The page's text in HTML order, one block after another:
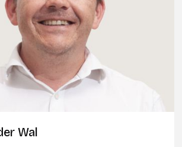
Wal